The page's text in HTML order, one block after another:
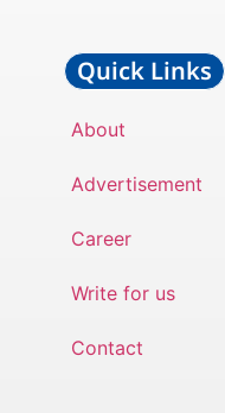
Quick Links
About
Advertisement
Career
Write for us
Contact